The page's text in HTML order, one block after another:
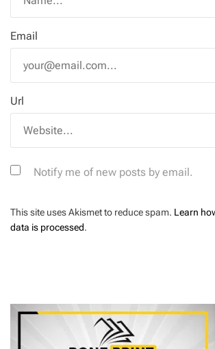
Email
Url
Notify me of new posts by email.
This site uses Akismet to reduce spam. Learn
data is processed.